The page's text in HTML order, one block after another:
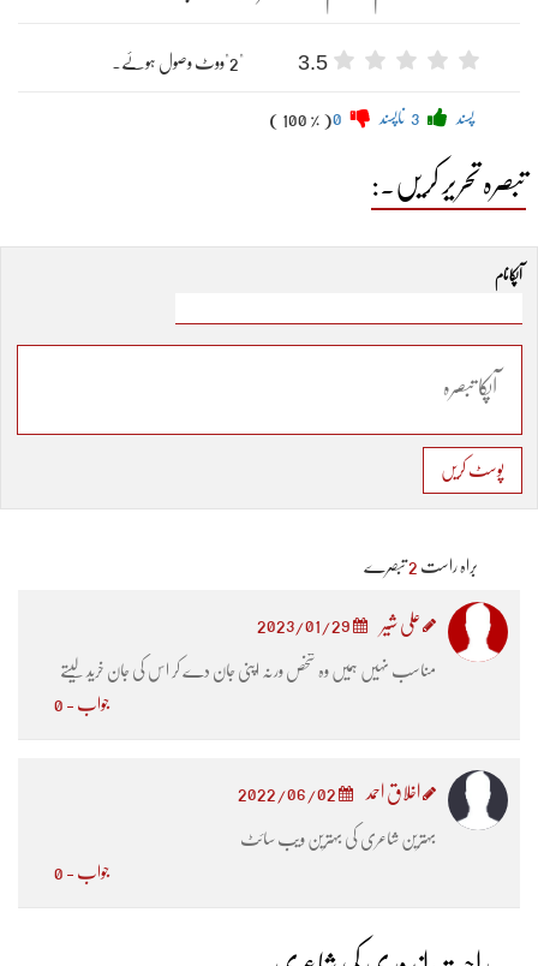
3.5 "2"ووٹ وصول ہوئے۔
پسند ناپسند ( 100 % )
تبصرہ تحریر کریں۔:
آپکا نام
پوسٹ کریں
براہ راست 2تبصرے
علی شیر 2023/01/29
مناسب نہیں ہمیں وہ شخص ورنہ اپنی جان دے کر اس کی جان خرید لیتے
جواب - 0
اخلاق احمد 2022/06/02
بہترین شاعری کی بہترین ویب سائٹ
جواب - 0